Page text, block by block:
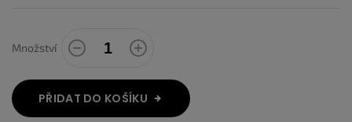
Množství
PŘIDAT DO KOŠÍKU